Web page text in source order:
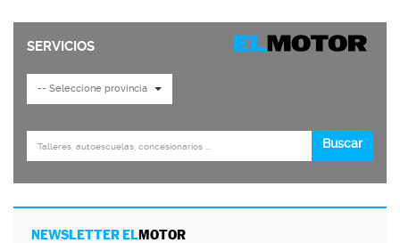
NEWSLETTER ELMOTOR